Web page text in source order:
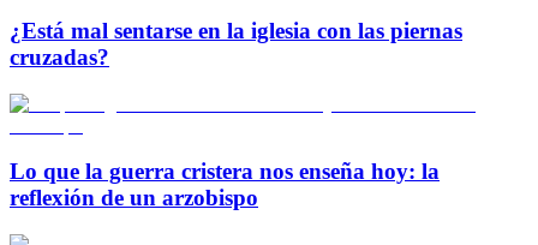
¿Está mal sentarse en la iglesia con las piernas
cruzadas?
Lo que la guerra cristera nos enseña hoy: la
reflexión de un arzobispo